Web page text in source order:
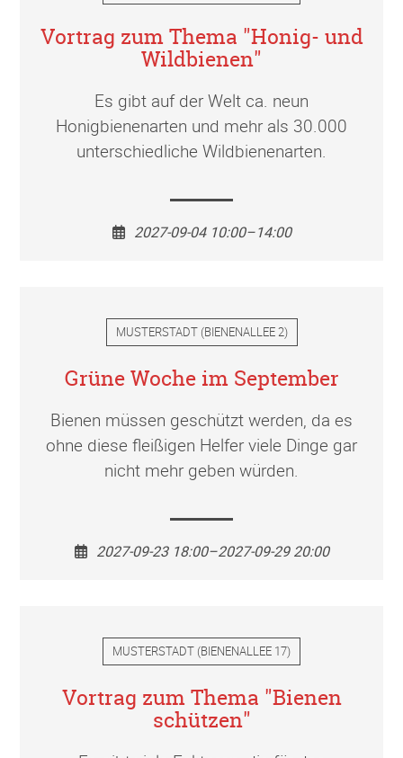
Vortrag zum Thema "Honig- und
Wildbienen"
Es gibt auf der Welt ca. neun
Honigbienenarten und mehr als 30.000
unterschiedliche Wildbienenarten.
2027-09-04 10:00–14:00
MUSTERSTADT(BIENENALLEE 2)
Grüne Woche im September
Bienen müssen geschützt werden, da es
ohne diese fleißigen Helfer viele Dinge gar
nicht mehr geben würden.
2027-09-23 18:00–2027-09-29 20:00
MUSTERSTADT (BIENENALLEE 17)
Vortrag zum Thema "Bienen
schützen"